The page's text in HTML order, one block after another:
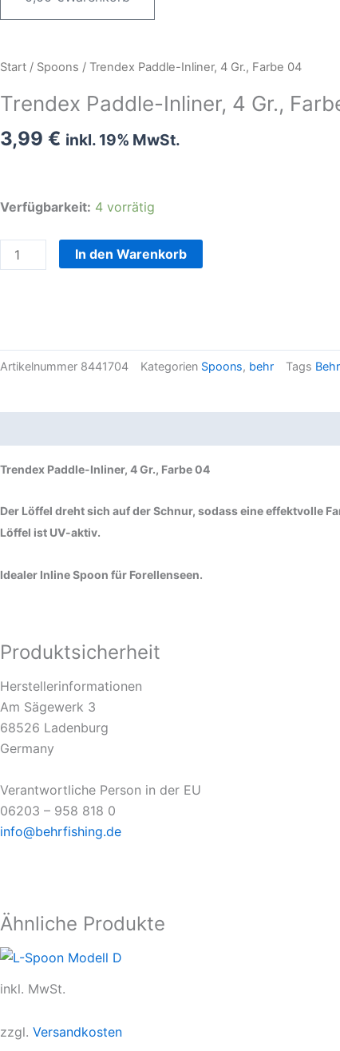
Start / Spoons / Trendex Paddle-Inliner, 4 Gr., Farbe 04
Trendex Paddle-Inliner, 4 Gr.,
3,99 € inkl. 19% MwSt.
Verfügbarkeit: 4 vorrätig
Trendex
Inliner,
4
Gr.,
Menge
In den Warenkorb
Artikelnummer 8441704 Kategorien Spoons, behr Tags Behr
Trendex Paddle-Inliner, 4 Gr., Farbe 04
Der Löffel dreht sich auf der Schnur, sodass eine effektvolle
Löffel ist UV-aktiv.
Idealer Inline Spoon für Forellenseen.
Produktsicherheit
Herstellerinformationen
Am Sägewerk 3
68526 Ladenburg
Germany
Verantwortliche Person in der EU
06203 – 958 818 0
info@behrfishing.de
Ähnliche Produkte
inkl. MwSt.
zzgl. Versandkosten